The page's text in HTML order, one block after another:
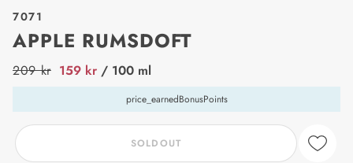
7071
APPLE RUMSDOFT
price_label
209 kr 159 kr/ 100 ml
price_earnedBonusPoints
SOLDOUT